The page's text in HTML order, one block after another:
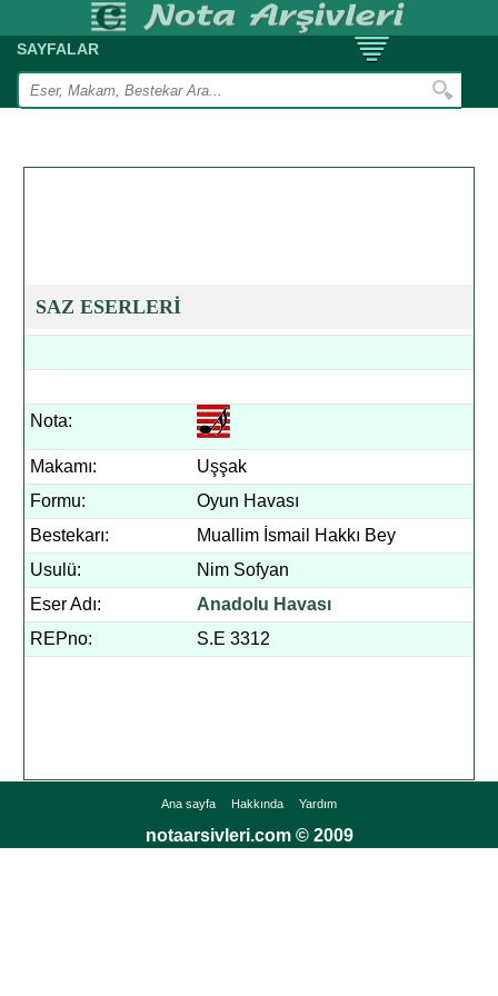
SAYFALAR
SAZ ESERLERİ
Nota:
Makamı:
Uşşak
Formu:
Oyun Havası
Bestekarı:
Muallim İsmail Hakkı Bey
Usulü:
Nim Sofyan
Eser Adı:
Anadolu Havası
REPno:
S.E 3312
Ana sayfa Hakkında Yardım
notaarsivleri.com © 2009